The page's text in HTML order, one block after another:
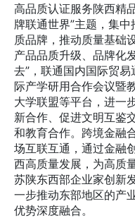
高品质认证服务陕西精
牌联通世界”主题，集
质品牌，推动质量基础
产品品质升级、品牌化
去”，联通国内国际贸
际产学研用合作会议暨
大学联盟等平台，进一
新合作、促进文明互鉴
和教育合作。跨境金融
场互联互通，通过金融
西高质量发展，为高质
苏陕东西部企业家创新
一步推动东部地区的产
优势深度融合。